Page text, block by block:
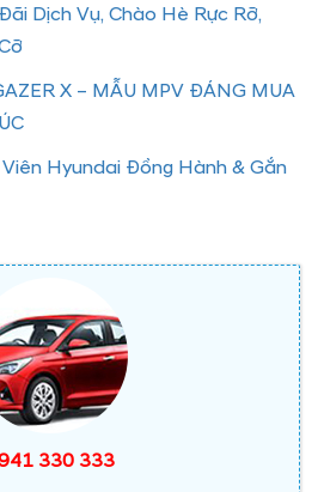
Dịch Vụ, Chào Hè Rực Rỡ,
X – MẪU MPV ĐÁNG MUA
Hyundai Đồng Hành & Gắn
330 333